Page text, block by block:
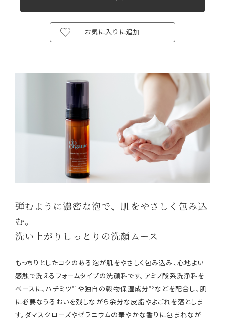
お気に入りに追加
弾むように濃密な泡で、肌をやさしく包み込
む。
洗い上がりしっとりの洗顔ムース
もっちりとしたコクのある泡が肌をやさしく包み込み、心地よい
感触で洗えるフォームタイプの洗顔料です。アミノ酸系洗浄料を
ベースに、ハチミツ*1 や独自の穀物保湿成分*2などを配合し、肌
に必要なうるおいを残しながら余分な皮脂やよごれを落としま
す。ダマスクローズやゼラニウムの華やかな香りに包まれなが